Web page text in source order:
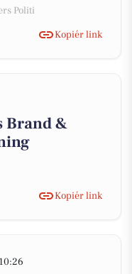
Politi
Kopiér link
Brand &
Kopiér link